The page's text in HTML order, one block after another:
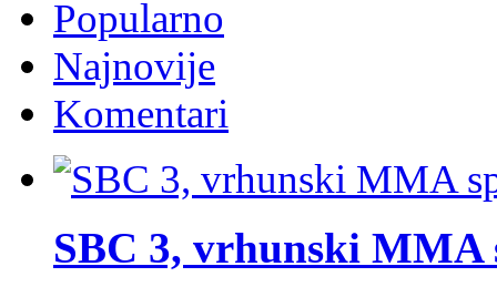
Popularno
Najnovije
Komentari
SBC 3, vrhunski MMA